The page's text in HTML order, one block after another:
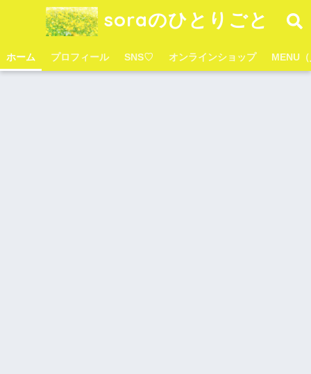
soraのひとりごと
ホーム プロフィール SNS♡ オンラインショップ MENU